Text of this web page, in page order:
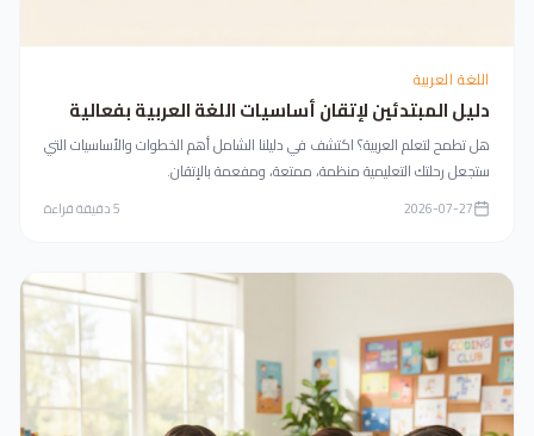
اللغة العربية
دليل المبتدئين لإتقان أساسيات اللغة العربية بفعالية
هل تطمح لتعلم العربية؟ اكتشف في دليلنا الشامل أهم الخطوات والأساسيات التي
ستجعل رحلتك التعليمية منظمة، ممتعة، ومفعمة بالإتقان.
2026-07-27
5دقيقة قراءة